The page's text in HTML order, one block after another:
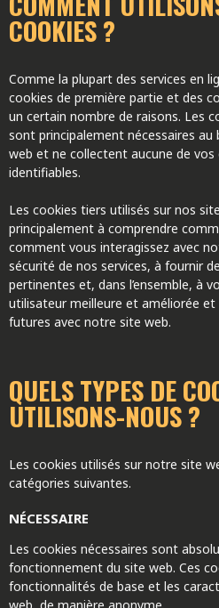
COOKIES ?
Comme la plupart des services en
cookies de première partie et des
un certain nombre de raisons. Les
sont principalement nécessaires
web et ne collectent aucune de vos
identifiables.
Les cookies tiers utilisés sur nos
principalement à comprendre
comment vous interagissez avec
sécurité de nos services, à fournir
pertinentes et, dans l’ensemble, à
utilisateur meilleure et améliorée
futures avec notre site web.
QUELS TYPES DE
UTILISONS-NOUS ?
Les cookies utilisés sur notre site
catégories suivantes.
NÉCESSAIRE
Les cookies nécessaires sont
fonctionnement du site web. Ces
fonctionnalités de base et les